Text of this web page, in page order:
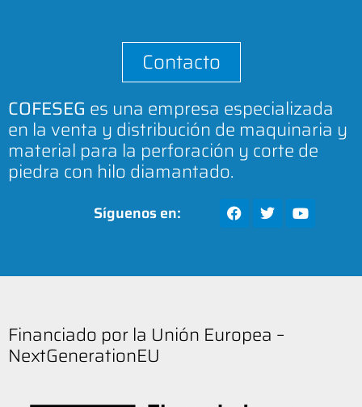
Contacto
COFESEG es una empresa especializada
en la venta y distribución de maquinaria y
material para la perforación y corte de
piedra con hilo diamantado.
Síguenos en:
Financiado por la Unión Europea –
NextGenerationEU